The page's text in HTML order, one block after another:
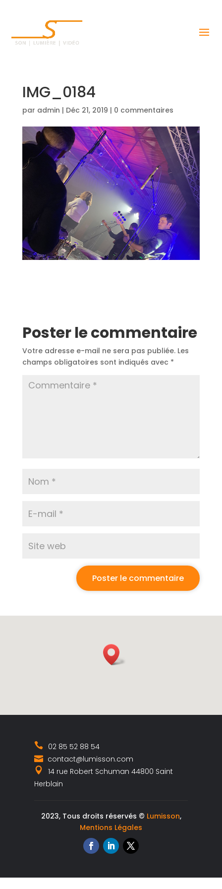
IMG_0184
par admin | Déc 21, 2019 | 0 commentaires
Poster le commentaire
Votre adresse e-mail ne sera pas publiée. Les
champs obligatoires sont indiqués avec *
02 85 52 88 54
contact@lumisson.com
14 rue Robert Schuman 44800 Saint
Herblain
2023, Tous droits réservés © Lumisson,
Mentions Légales